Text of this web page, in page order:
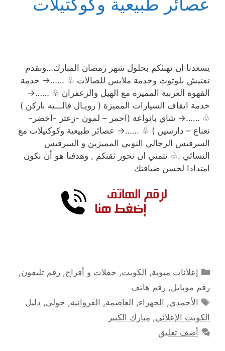
يسعدنا ان نهنئكم بحلول شهر رمضان المبارك…ونقدم
تفتيش بلوتوث وخدمة ملابس للصالات ♧ ……→ خدمة
القهوة العربية المميزة مع الهيل والزعفران ♧ ……→
خدمة ايقاف السيارات المميزة ( رويـال فالـــيه باركن )
♧ ……→ شاي بانواعة (احمر – لمون -زعتر -اخضر-
نعناع – دارسين ) ♧ ……→ عصائر طبيعية وكوكتيلات مع
السرفيس الرجالي النوبي المميزين و السرفيس
النسائي .♧ نتمني ان نحوز ثقتكم , وهدفنا هو أن نكون
امتدادا لحسن ضيافتك
التصنيفات
إعلانات مبوبة, الكويت, حفلات و أفراح,رقم تليفون,
رقم موبايل, رقم هاتف
الوسوم
الأحمدي, الجهراء, العاصمة, الفروانية, حولي, دليل
الكويت الإعلاني, مبارك الكبير
أضف تعليق